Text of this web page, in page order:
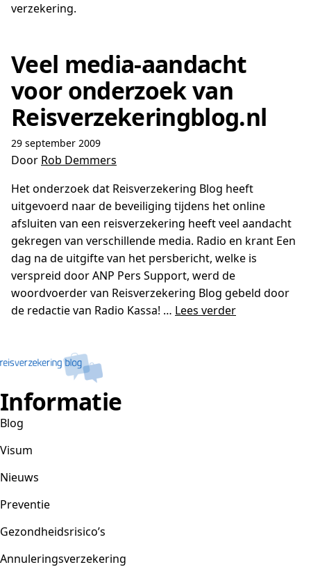
verzekering.
Veel media-aandacht
voor onderzoek van
Reisverzekeringblog.nl
29 september 2009
Door Rob Demmers
Het onderzoek dat Reisverzekering Blog heeft
uitgevoerd naar de beveiliging tijdens het online
afsluiten van een reisverzekering heeft veel aandacht
gekregen van verschillende media. Radio en krant Een
dag na de uitgifte van het persbericht, welke is
verspreid door ANP Pers Support, werd de
woordvoerder van Reisverzekering Blog gebeld door
de redactie van Radio Kassa! … Lees verder
Informatie
Blog
Visum
Nieuws
Preventie
Gezondheidsrisico’s
Annuleringsverzekering